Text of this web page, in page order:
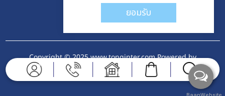
Copyright © 2025 www.tonginter.com Powered by
บ้านเว็บไซต์
ยอมรับ